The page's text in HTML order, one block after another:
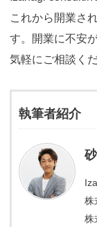
これから開業さ
す。開業に不安
気軽にご相談くだ
執筆者紹介
株
株